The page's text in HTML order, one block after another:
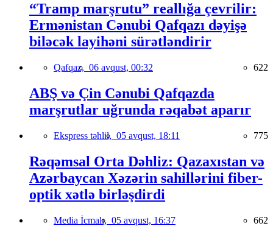
“Tramp marşrutu” reallığa çevrilir:
Ermənistan Cənubi Qafqazı dəyişə
biləcək layihəni sürətləndirir
Qafqaz, 06 avqust, 00:32 622
ABŞ və Çin Cənubi Qafqazda
marşrutlar uğrunda rəqabət aparır
Ekspress təhlil, 05 avqust, 18:11 775
Rəqəmsal Orta Dəhliz: Qazaxıstan və
Azərbaycan Xəzərin sahillərini fiber-
optik xətlə birləşdirdi
Media İcmalı, 05 avqust, 16:37 662